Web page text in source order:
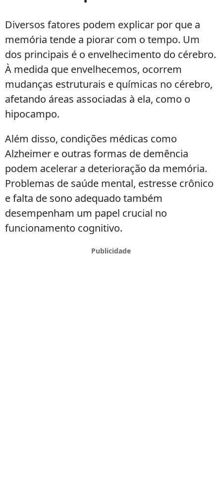
Diversos fatores podem explicar por que a
memória tende a piorar com o tempo. Um
dos principais é o envelhecimento do cérebro.
À medida que envelhecemos, ocorrem
mudanças estruturais e químicas no cérebro,
afetando áreas associadas à ela, como o
hipocampo.
Além disso, condições médicas como
Alzheimer e outras formas de demência
podem acelerar a deterioração da memória.
Problemas de saúde mental, estresse crônico
e falta de sono adequado também
desempenham um papel crucial no
funcionamento cognitivo.